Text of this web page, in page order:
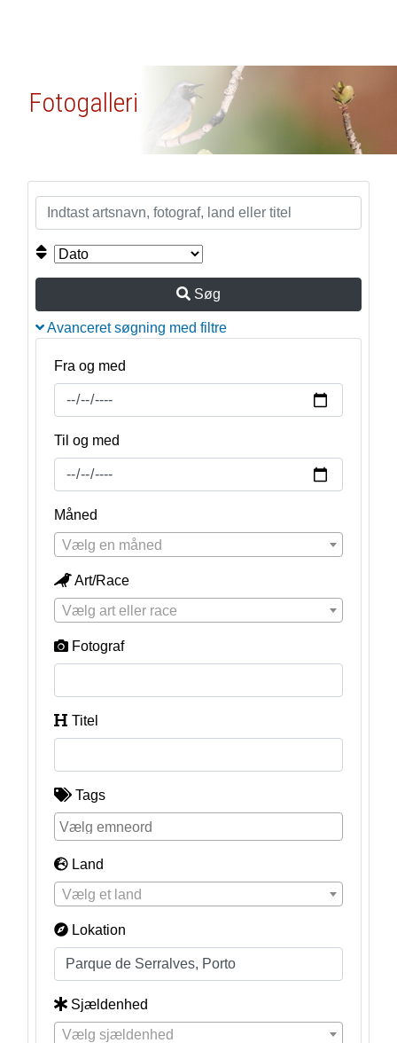
Fotogalleri
Søg
Avanceret søgning med filtre
Fra og med
Til og med
Måned
Vælg en måned
Art/Race
Vælg art eller race
Fotograf
Titel
Tags
Land
Vælg et land
Lokation
Sjældenhed
Vælg sjældenhed